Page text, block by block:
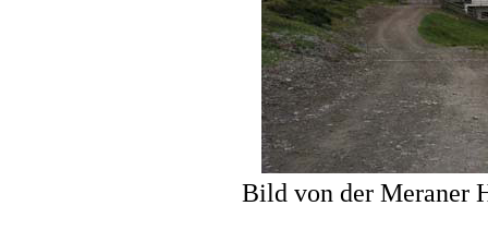
Bild von der Meraner